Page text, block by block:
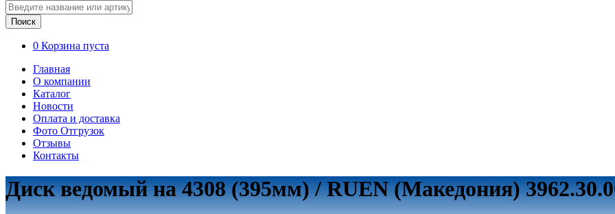
Поиск
0 Корзина пуста
Главная
О компании
Каталог
Новости
Оплата и доставка
Фото Отгрузок
Отзывы
Контакты
Диск ведомый на 4308 (395мм) / RUEN (Македония)